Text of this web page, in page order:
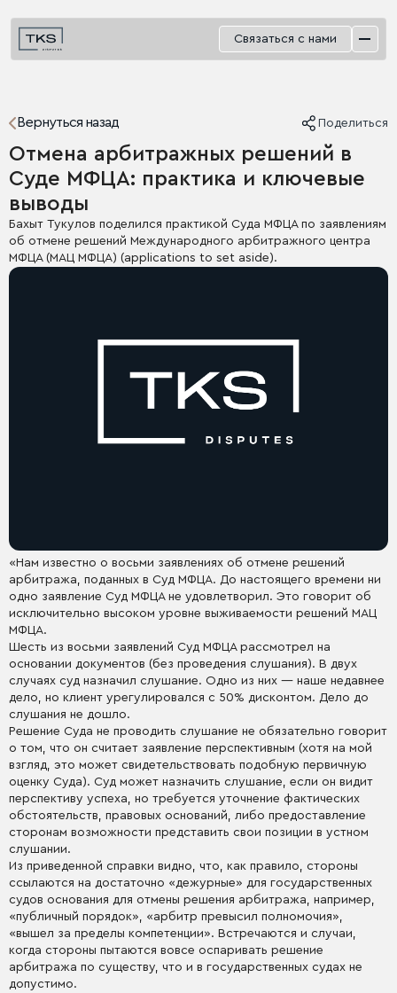
Связаться с нами
Вернуться назад Поделиться
Отмена арбитражных решений в
Суде МФЦА: практика и ключевые
выводы
Бахыт Тукулов поделился практикой Суда МФЦА по заявлениям
об отмене решений Международного арбитражного центра
МФЦА (МАЦ МФЦА) (applications to set aside).
«Нам известно о восьми заявлениях об отмене решений
арбитража, поданных в Суд МФЦА. До настоящего времени ни
одно заявление Суд МФЦА не удовлетворил. Это говорит об
исключительно высоком уровне выживаемости решений МАЦ
МФЦА.
Шесть из восьми заявлений Суд МФЦА рассмотрел на
основании документов (без проведения слушания). В двух
случаях суд назначил слушание. Одно из них — наше недавнее
дело, но клиент урегулировался с 50% дисконтом. Дело до
слушания не дошло.
Решение Суда не проводить слушание не обязательно говорит
о том, что он считает заявление перспективным (хотя на мой
взгляд, это может свидетельствовать подобную первичную
оценку Суда). Суд может назначить слушание, если он видит
перспективу успеха, но требуется уточнение фактических
обстоятельств, правовых оснований, либо предоставление
сторонам возможности представить свои позиции в устном
слушании.
Из приведенной справки видно, что, как правило, стороны
ссылаются на достаточно «дежурные» для государственных
судов основания для отмены решения арбитража, например,
«публичный порядок», «арбитр превысил полномочия»,
«вышел за пределы компетенции». Встречаются и случаи,
когда стороны пытаются вовсе оспаривать решение
арбитража по существу, что и в государственных судах не
допустимо.